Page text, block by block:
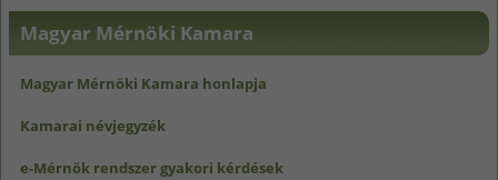
Magyar Mérnöki Kamara
Magyar Mérnöki Kamara honlapja
Kamarai névjegyzék
e-Mérnök rendszer gyakori kérdések